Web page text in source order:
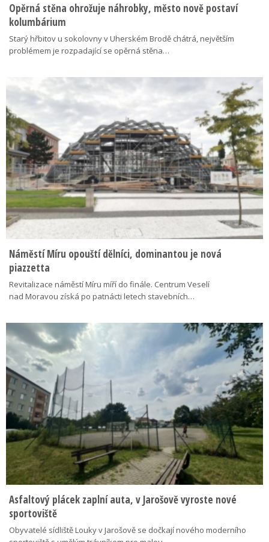
Opěrná stěna ohrožuje náhrobky, město nově postaví
kolumbárium
Starý hřbitov u sokolovny v Uherském Brodě chátrá, největším
problémem je rozpadající se opěrná stěna…
Náměstí Míru opouští dělníci, dominantou je nová
piazzetta
Revitalizace náměstí Míru míří do finále. Centrum Veselí
nad Moravou získá po patnácti letech stavebních…
Asfaltový plácek zaplní auta, v Jarošově vyroste nové
sportoviště
Obyvatelé sídliště Louky v Jarošově se dočkají nového moderního